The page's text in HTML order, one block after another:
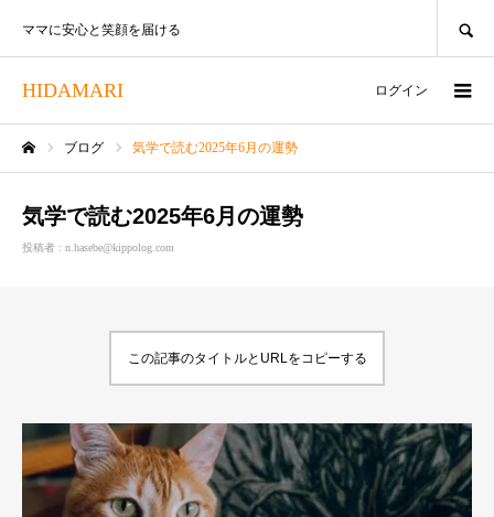
HIDAMARI
ママに安心と笑顔を届ける
ログイン
ブログ 気学で読む2025年6月の運勢
気学で読む2025年6月の運勢
投稿者 : n.hasebe@kippolog.com
この記事のタイトルとURLをコピーする